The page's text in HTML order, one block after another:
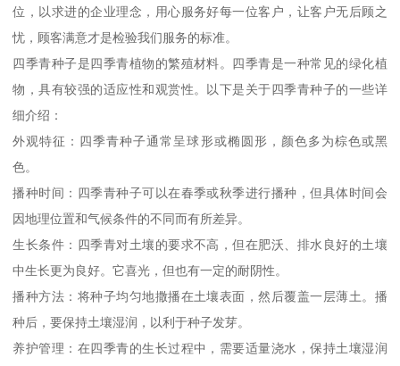
位，以求进的企业理念，用心服务好每一位客户，让客户无后顾之
忧，顾客满意才是检验我们服务的标准。
四季青种子是四季青植物的繁殖材料。四季青是一种常见的绿化植
物，具有较强的适应性和观赏性。以下是关于四季青种子的一些详
细介绍：
外观特征：四季青种子通常呈球形或椭圆形，颜色多为棕色或黑
色。
播种时间：四季青种子可以在春季或秋季进行播种，但具体时间会
因地理位置和气候条件的不同而有所差异。
生长条件：四季青对土壤的要求不高，但在肥沃、排水良好的土壤
中生长更为良好。它喜光，但也有一定的耐阴性。
播种方法：将种子均匀地撒播在土壤表面，然后覆盖一层薄土。播
种后，要保持土壤湿润，以利于种子发芽。
养护管理：在四季青的生长过程中，需要适量浇水，保持土壤湿润